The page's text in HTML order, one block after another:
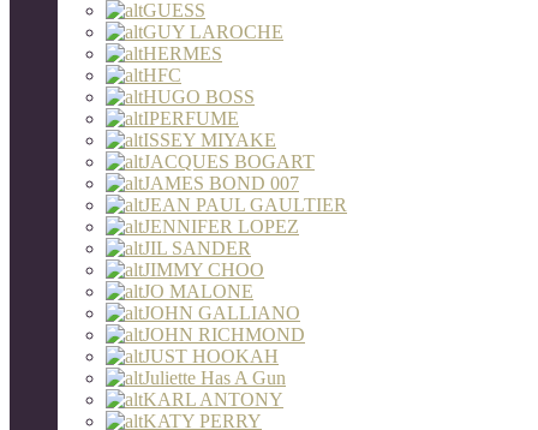
GUESS
GUY LAROCHE
HERMES
HFC
HUGO BOSS
IPERFUME
ISSEY MIYAKE
JACQUES BOGART
JAMES BOND 007
JEAN PAUL GAULTIER
JENNIFER LOPEZ
JIL SANDER
JIMMY CHOO
JO MALONE
JOHN GALLIANO
JOHN RICHMOND
JUST HOOKAH
Juliette Has A Gun
KARL ANTONY
KATY PERRY